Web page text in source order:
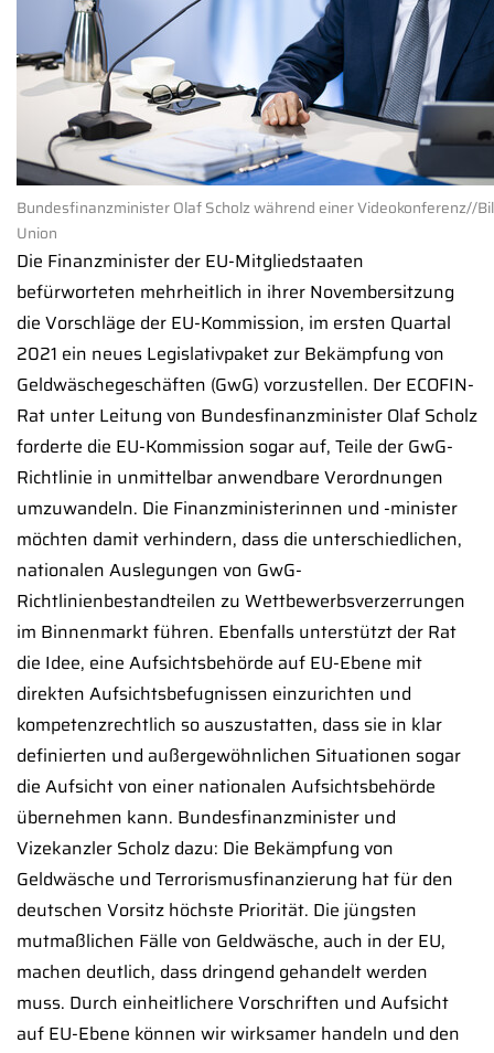
Bundesfinanzminister Olaf Scholz während einer Videokonferenz//
Union
Die Finanzminister der EU-Mitgliedstaaten
befürworteten mehrheitlich in ihrer Novembersitzung
die Vorschläge der EU-Kommission, im ersten Quartal
2021 ein neues Legislativpaket zur Bekämpfung von
Geldwäschegeschäften (GwG) vorzustellen. Der ECOFIN-
Rat unter Leitung von Bundesfinanzminister Olaf Scholz
forderte die EU-Kommission sogar auf, Teile der GwG-
Richtlinie in unmittelbar anwendbare Verordnungen
umzuwandeln. Die Finanzministerinnen und -minister
möchten damit verhindern, dass die unterschiedlichen,
nationalen Auslegungen von GwG-
Richtlinienbestandteilen zu Wettbewerbsverzerrungen
im Binnenmarkt führen. Ebenfalls unterstützt der Rat
die Idee, eine Aufsichtsbehörde auf EU-Ebene mit
direkten Aufsichtsbefugnissen einzurichten und
kompetenzrechtlich so auszustatten, dass sie in klar
definierten und außergewöhnlichen Situationen sogar
die Aufsicht von einer nationalen Aufsichtsbehörde
übernehmen kann. Bundesfinanzminister und
Vizekanzler Scholz dazu: Die Bekämpfung von
Geldwäsche und Terrorismusfinanzierung hat für den
deutschen Vorsitz höchste Priorität. Die jüngsten
mutmaßlichen Fälle von Geldwäsche, auch in der EU,
machen deutlich, dass dringend gehandelt werden
muss. Durch einheitlichere Vorschriften und Aufsicht
auf EU-Ebene können wir wirksamer handeln und den